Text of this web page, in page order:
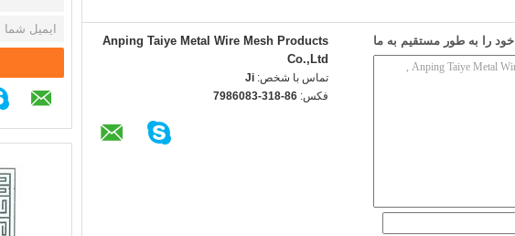
Anping Taiye Metal Wire Mesh Products
Co.,Ltd
تماس با شخص: Ji
فکس: 86-318-7986083
را به طور مستقیم به ما